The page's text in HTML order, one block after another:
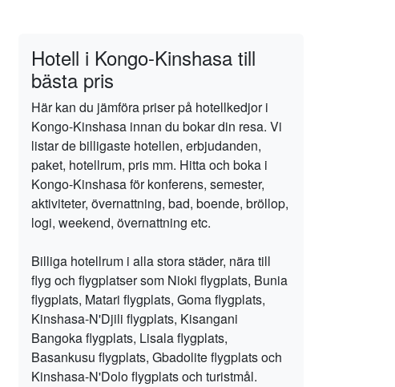
Hotell i Kongo-Kinshasa till
bästa pris
Här kan du jämföra priser på hotellkedjor i
Kongo-Kinshasa innan du bokar din resa. Vi
listar de billigaste hotellen, erbjudanden,
paket, hotellrum, pris mm. Hitta och boka i
Kongo-Kinshasa för konferens, semester,
aktiviteter, övernattning, bad, boende, bröllop,
logi, weekend, övernattning etc.
Billiga hotellrum i alla stora städer, nära till
flyg och flygplatser som Nioki flygplats, Bunia
flygplats, Matari flygplats, Goma flygplats,
Kinshasa-N'Djili flygplats, Kisangani
Bangoka flygplats, Lisala flygplats,
Basankusu flygplats, Gbadolite flygplats och
Kinshasa-N'Dolo flygplats och turistmål.